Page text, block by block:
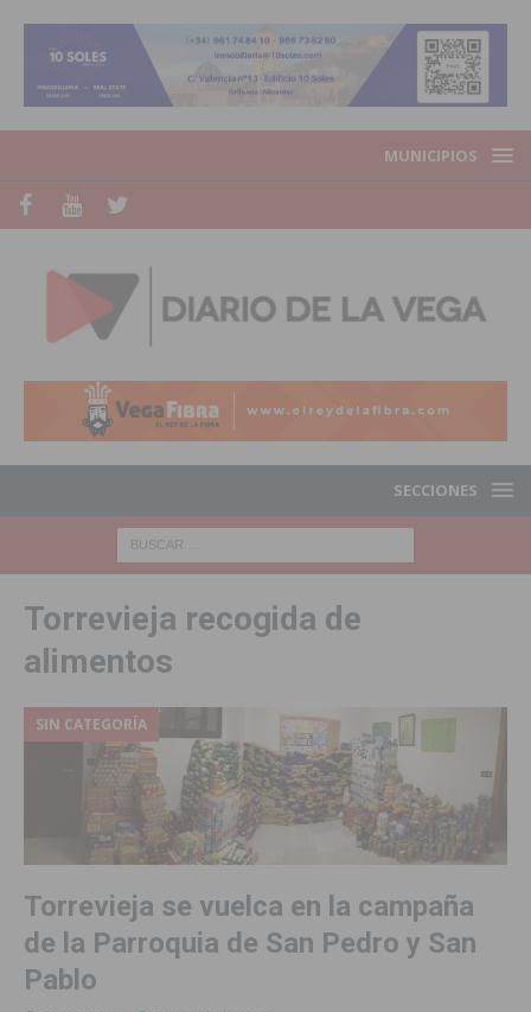
MUNICIPIOS
SECCIONES
Torrevieja recogida de
alimentos
SIN CATEGORÍA
Torrevieja se vuelca en la campaña
de la Parroquia de San Pedro y San
Pablo